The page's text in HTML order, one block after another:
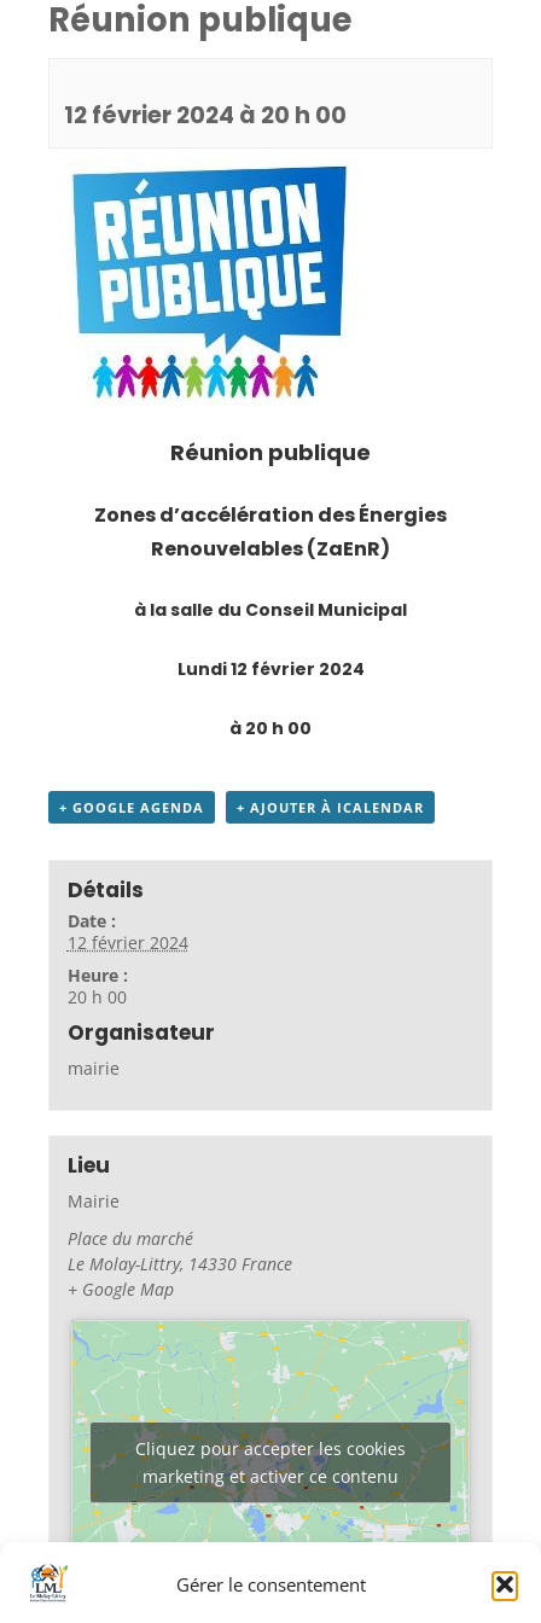
Gérer le consentement
Réunion publique
12 février 2024 à 20 h 00
Réunion publique
Zones d’accélération des Énergies
Renouvelables (ZaEnR)
à la salle du Conseil Municipal
Lundi 12 février 2024
à 20 h 00
+ GOOGLE AGENDA + AJOUTER À ICALENDAR
Détails
Date :
12 février 2024
Heure :
20 h 00
Organisateur
mairie
Lieu
Mairie
Place du marché
Le Molay-Littry, 14330 France
+ Google Map
Cliquez pour accepter les cookies
marketing et activer ce contenu